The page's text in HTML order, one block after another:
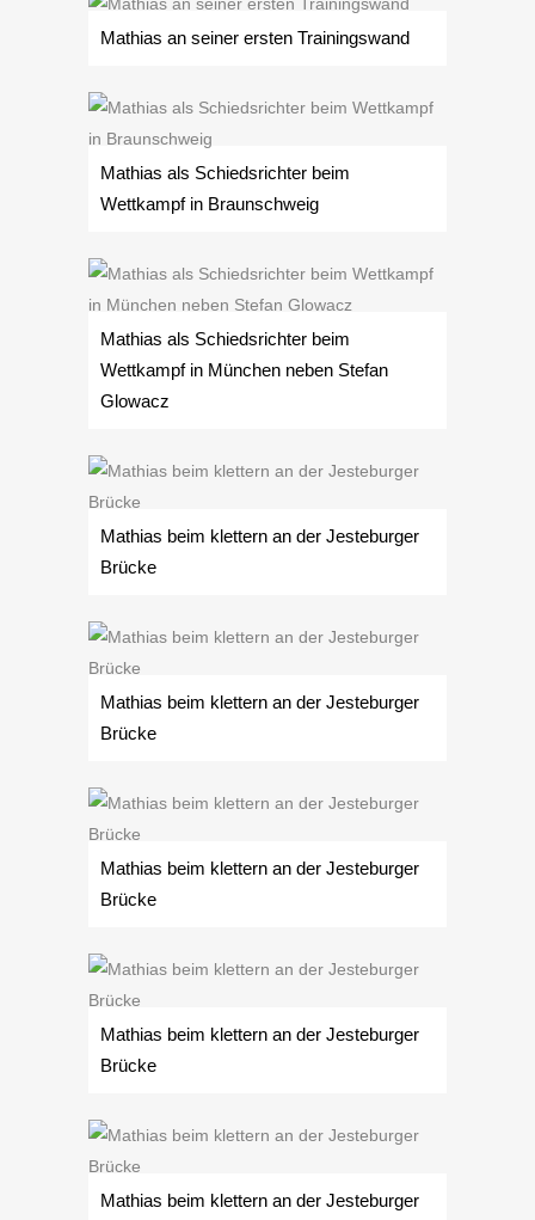
Mathias an seiner ersten Trainingswand
Mathias als Schiedsrichter beim
Wettkampf in Braunschweig
Mathias als Schiedsrichter beim
Wettkampf in München neben Stefan
Glowacz
Mathias beim klettern an der Jesteburger
Brücke
Mathias beim klettern an der Jesteburger
Brücke
Mathias beim klettern an der Jesteburger
Brücke
Mathias beim klettern an der Jesteburger
Brücke
Mathias beim klettern an der Jesteburger